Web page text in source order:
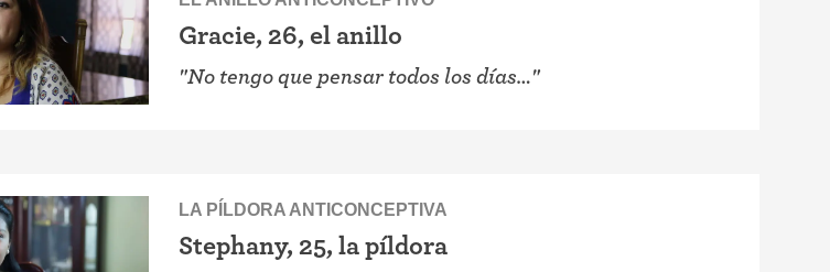
Gracie, 26, el anillo
"No tengo que pensar todos los días…"
LA PÍLDORA ANTICONCEPTIVA
Stephany, 25, la píldora